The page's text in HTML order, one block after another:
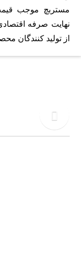
مستربچ موجب
نهایت صرفه
از تولید کنندگان